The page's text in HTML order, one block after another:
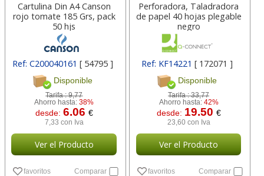
Cartulina Din A4 Canson
rojo tomate 185 Grs, pack
50 hjs
Ref: C200040161 [ 54795 ]
Disponible
Tarifa :9,77
Ahorro hasta:38%
desde: 6.06 €
7,33 con Iva
Ver el Producto
favoritos Comparar
Perforadora, Taladradora
de papel 40 hojas plegable
negro
Ref: KF14221 [ 172071 ]
Disponible
Tarifa :33,77
Ahorro hasta: 42%
desde: 19.50 €
23,60 con Iva
Ver el Producto
favoritos Comparar